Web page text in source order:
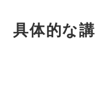
具体的な